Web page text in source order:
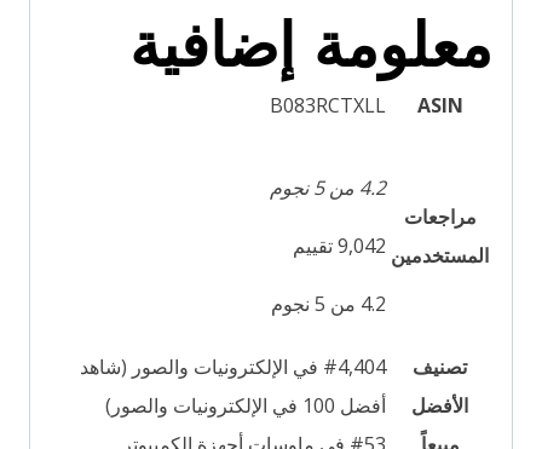
معلومة إضافية
ASIN
B083RCTXLL
مراجعات
المستخدمين
4.2 من 5 نجوم
9,042 تقييم
4.2 من 5 نجوم
تصنيف
الأفضل
#4,404 في الإلكترونيات والصور (شاهد
أفضل 100 في الإلكترونيات والصور)